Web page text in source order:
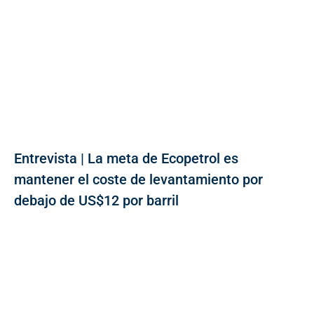
Entrevista | La meta de Ecopetrol es
mantener el coste de levantamiento por
debajo de US$12 por barril